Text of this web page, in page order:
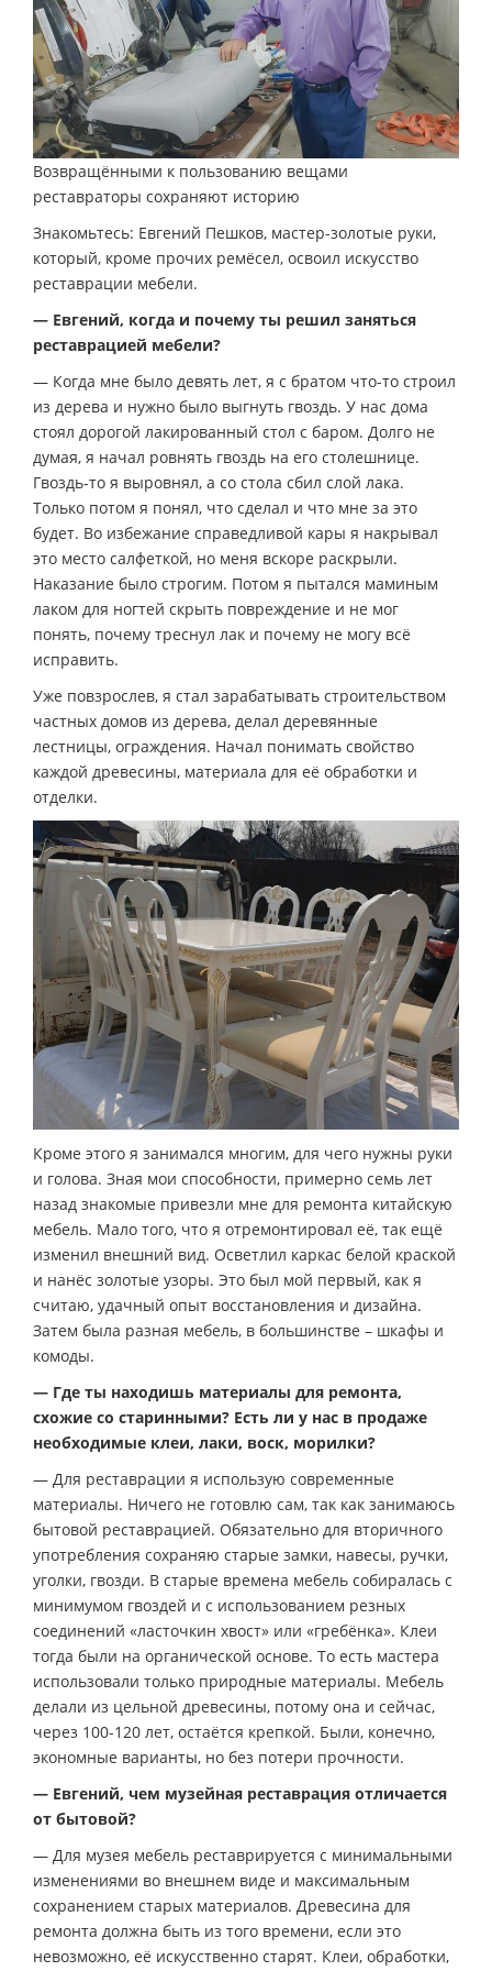
Возвращёнными к пользованию вещами
реставраторы сохраняют историю
Знакомьтесь: Евгений Пешков, мастер-золотые руки,
который, кроме прочих ремёсел, освоил искусство
реставрации мебели.
— Евгений, когда и почему ты решил заняться
реставрацией мебели?
— Когда мне было девять лет, я с братом что-то строил
из дерева и нужно было выгнуть гвоздь. У нас дома
стоял дорогой лакированный стол с баром. Долго не
думая, я начал ровнять гвоздь на его столешнице.
Гвоздь-то я выровнял, а со стола сбил слой лака.
Только потом я понял, что сделал и что мне за это
будет. Во избежание справедливой кары я накрывал
это место салфеткой, но меня вскоре раскрыли.
Наказание было строгим. Потом я пытался маминым
лаком для ногтей скрыть повреждение и не мог
понять, почему треснул лак и почему не могу всё
исправить.
Уже повзрослев, я стал зарабатывать строительством
частных домов из дерева, делал деревянные
лестницы, ограждения. Начал понимать свойство
каждой древесины, материала для её обработки и
отделки.
Кроме этого я занимался многим, для чего нужны руки
и голова. Зная мои способности, примерно семь лет
назад знакомые привезли мне для ремонта китайскую
мебель. Мало того, что я отремонтировал её, так ещё
изменил внешний вид. Осветлил каркас белой краской
и нанёс золотые узоры. Это был мой первый, как я
считаю, удачный опыт восстановления и дизайна.
Затем была разная мебель, в большинстве – шкафы и
комоды.
— Где ты находишь материалы для ремонта,
схожие со старинными? Есть ли у нас в продаже
необходимые клеи, лаки, воск, морилки?
— Для реставрации я использую современные
материалы. Ничего не готовлю сам, так как занимаюсь
бытовой реставрацией. Обязательно для вторичного
употребления сохраняю старые замки, навесы, ручки,
уголки, гвозди. В старые времена мебель собиралась с
минимумом гвоздей и с использованием резных
соединений «ласточкин хвост» или «гребёнка». Клеи
тогда были на органической основе. То есть мастера
использовали только природные материалы. Мебель
делали из цельной древесины, потому она и сейчас,
через 100-120 лет, остаётся крепкой. Были, конечно,
экономные варианты, но без потери прочности.
— Евгений, чем музейная реставрация отличается
от бытовой?
— Для музея мебель реставрируется с минимальными
изменениями во внешнем виде и максимальным
сохранением старых материалов. Древесина для
ремонта должна быть из того времени, если это
невозможно, её искусственно старят. Клеи, обработки,